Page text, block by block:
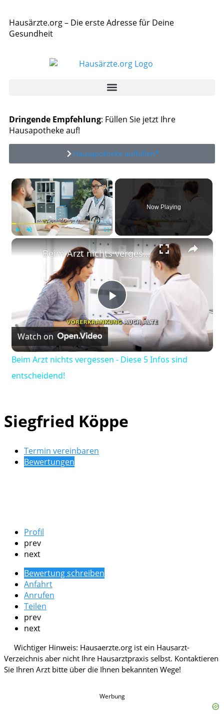
Hausärzte.org – Die erste Adresse für Deine
Gesundheit
Dringende Empfehlung: Füllen Sie jetzt Ihre
Hausapotheke auf!
Hausapotheke auffüllen*
×
Now Playing
×
Play
Video
Beim Arzt nichts vergessen - Diese 5 Infos sind entscheidend!
Watch on
Beim Arzt nichts vergessen - Diese 5 Infos sind
entscheidend!
Siegfried Köppe
Termin vereinbaren
Bewertungen
Profil
prev
next
Bewertung schreiben
Anfahrt
Anrufen
Teilen
prev
next
Werbung